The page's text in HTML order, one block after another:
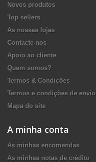
Novos produtos
Top sellers
As nossas lojas
Contacte-nos
Apoio ao cliente
Quem somos?
Termos & Condições
Termos e condições de envio
Mapa do site
A minha conta
As minhas encomendas
As minhas notas de crédito